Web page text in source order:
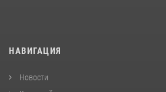
НАВИГАЦИЯ
Новости